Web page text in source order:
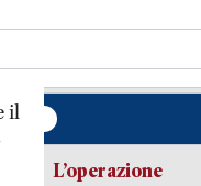
il
L’operazione